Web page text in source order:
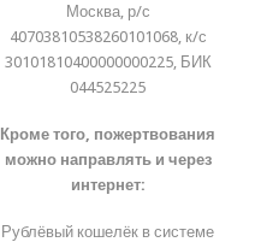
Москва, р/с
40703810538260101068, к/с
30101810400000000225, БИК
044525225
Кроме того, пожертвования
можно направлять и через
интернет:
Рублёвый кошелёк в системе